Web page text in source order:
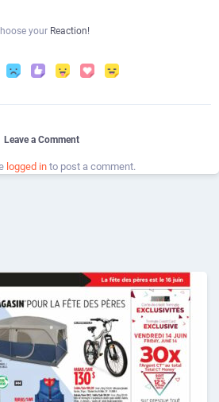
your Reaction!
Leave a Comment
logged into post a comment.